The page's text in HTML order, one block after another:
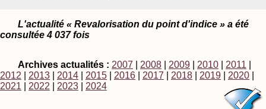
L'actualité « Revalorisation du point d'indice » a été
consultée 4 037 fois
Archives actualités : 2007 2008 2009 2010 2011
2012
2013 2014 2015 2016 2017 2018 2019 2020
2021
2022 2023 2024